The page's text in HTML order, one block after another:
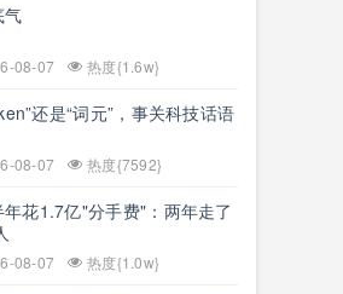
气
08-07 热度{1.6w}
还是“词元”，事关科技话语
08-07 热度{7592}
年花1.7亿"分手费"：两年走了
08-07 热度{1.0w}